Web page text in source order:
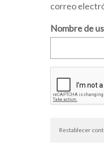
correo
Nombre de
Restablecer